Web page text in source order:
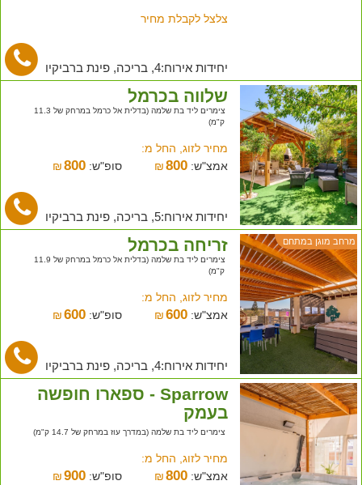
צלצל לקבלת מחיר
יחידות אירוח:4, בריכה, פינת ברביקיו
שלווה בכרמל
צימרים ליד בת שלמה (בדלית אל כרמל במרחק של 11.3
ק"מ)
מחיר לזוג, החל מ:
אמצ"ש:
₪800 סופ"ש: ₪ 800
יחידות אירוח:5, בריכה, פינת ברביקיו
מרחב מוגן במתחם זריחה בכרמל
צימרים ליד בת שלמה (בדלית אל כרמל במרחק של 11.9
ק"מ)
מחיר לזוג, החל מ:
אמצ"ש:
₪600 סופ"ש: ₪ 600
יחידות אירוח:4, בריכה, פינת ברביקיו
Sparrow - ספארו חופשה
בעמק
צימרים ליד בת שלמה (במדרך עוז במרחק של 14.7 ק"מ)
מחיר לזוג, החל מ:
אמצ"ש:
₪800 סופ"ש: ₪ 900